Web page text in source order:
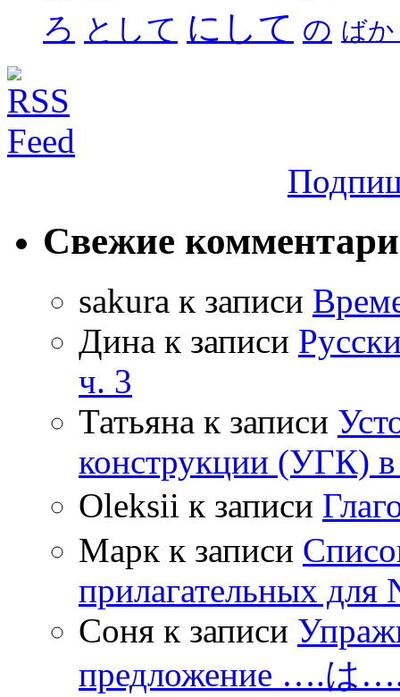
ろ として にして の ば
Свежие
sakura к записи
Дина к записи
ч. 3
Татьяна к записи
конструкции (УГК) в
Oleksii к записи
Марк к записи
прилагательных для
Соня к записи
предложение ….は